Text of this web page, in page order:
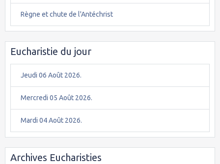
Règne et chute de l'Antéchrist
Eucharistie du jour
Jeudi 06 Août 2026.
Mercredi 05 Août 2026.
Mardi 04 Août 2026.
Archives Eucharisties